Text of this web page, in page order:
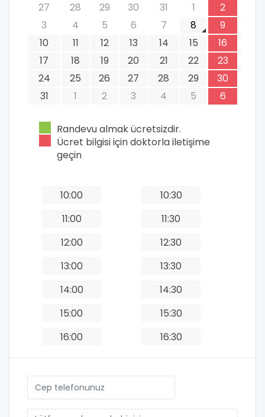
27
28 29 30 31 1
2
3
4 5 6 7 8
9
10
11 12 13 14 15
16
17
18 19 20 21 22
23
24
25 26 27 28 29
30
31
1 2 3 4 5 6
Randevu almak ücretsizdir.
Ücret bilgisi için doktorla iletişime
geçin
10:00
10:30
11:00
11:30
12:00
12:30
13:00
13:30
14:00
14:30
15:00
15:30
16:00
16:30